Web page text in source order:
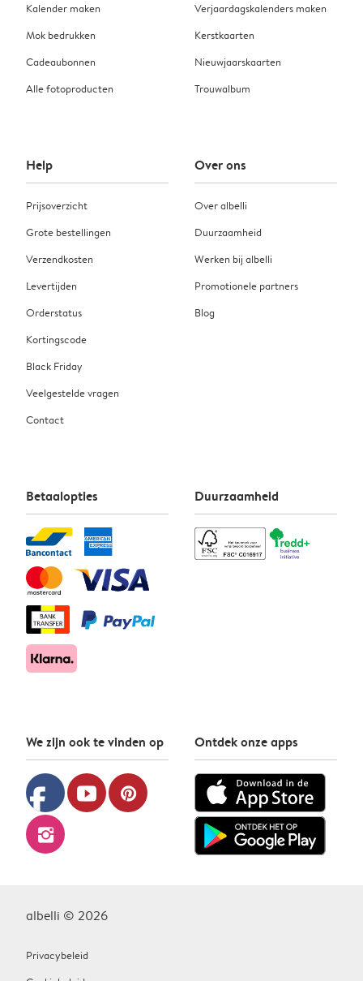
Kalender maken
Mok bedrukken
Cadeaubonnen
Alle fotoproducten
Verjaardagskalenders maken
Kerstkaarten
Nieuwjaarskaarten
Trouwalbum
Help
Prijsoverzicht
Grote bestellingen
Verzendkosten
Levertijden
Orderstatus
Kortingscode
Black Friday
Veelgestelde vragen
Contact
Over ons
Over albelli
Duurzaamheid
Werken bij albelli
Promotionele partners
Blog
Betaalopties Duurzaamheid
We zijn ook te vinden op
facebook youtube pinterest
instagram
Ontdek onze apps
albelli © 2026
Privacybeleid